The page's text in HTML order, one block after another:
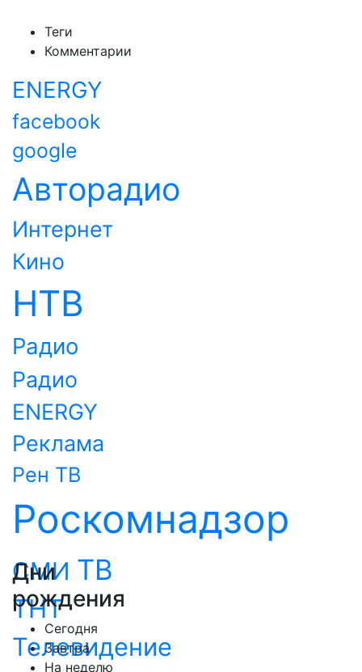
Теги
Комментарии
ENERGY
facebook
google
Авторадио
Интернет
Кино
НТВ
Радио
Радио
ENERGY
Реклама
Рен ТВ
Роскомнадзор
СМИ ТВ
ТНТ
Телевидение
Дни
рождения
Сегодня
Завтра
На неделю